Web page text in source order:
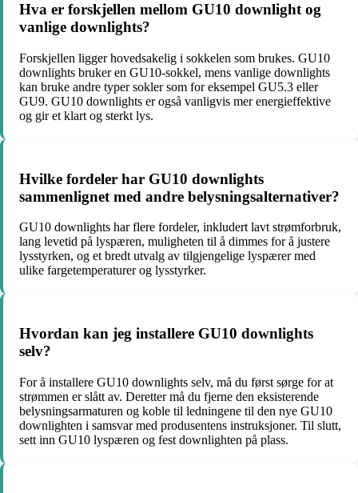
Hva er forskjellen mellom GU10 downlight og
vanlige downlights?
Forskjellen ligger hovedsakelig i sokkelen som brukes. GU10
downlights bruker en GU10-sokkel, mens vanlige downlights
kan bruke andre typer sokler som for eksempel GU5.3 eller
GU9. GU10 downlights er også vanligvis mer energieffektive
og gir et klart og sterkt lys.
Hvilke fordeler har GU10 downlights
sammenlignet med andre belysningsalternativer?
GU10 downlights har flere fordeler, inkludert lavt strømforbruk,
lang levetid på lyspæren, muligheten til å dimmes for å justere
lysstyrken, og et bredt utvalg av tilgjengelige lyspærer med
ulike fargetemperaturer og lysstyrker.
Hvordan kan jeg installere GU10 downlights
selv?
For å installere GU10 downlights selv, må du først sørge for at
strømmen er slått av. Deretter må du fjerne den eksisterende
belysningsarmaturen og koble til ledningene til den nye GU10
downlighten i samsvar med produsentens instruksjoner. Til slutt,
sett inn GU10 lyspæren og fest downlighten på plass.